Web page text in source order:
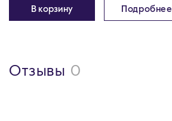
В корзину Подробнее
Отзывы 0